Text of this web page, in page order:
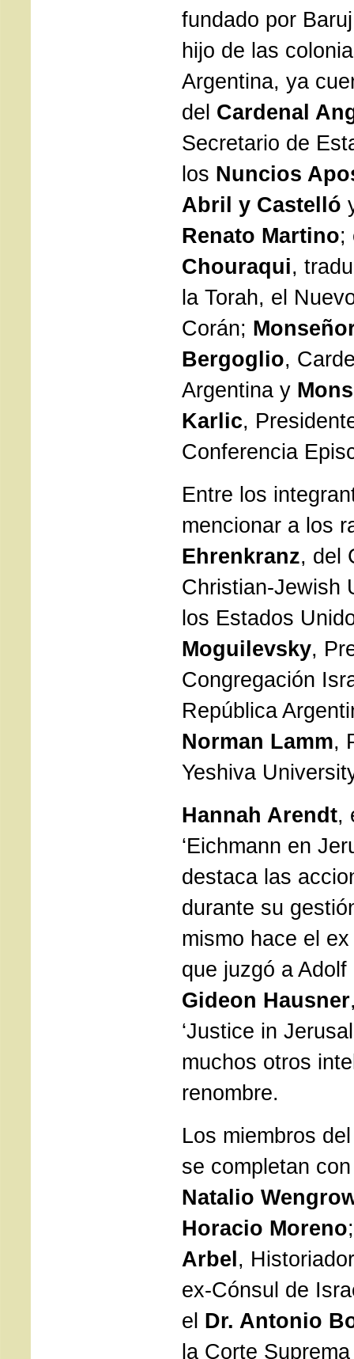
fundado por
hijo de las
Argentina, ya
del Cardenal
Secretario de
los Nuncios
Abril y Castelló
Renato Martino;
Chouraqui,
la Torah, el
Corán;
Bergoglio,
Argentina y
Karlic,
Conferencia
Entre los
mencionar a los
Ehrenkranz, del
Christian-Jewish
los Estados
Moguilevsky,
Congregación
República
Norman Lamm,
Yeshiva
Hannah Arendt,
‘Eichmann en
destaca las
durante su
mismo hace el
que juzgó a
Gideon Hausner
‘Justice in
muchos otros
renombre.
Los miembros
se completan
Natalio
Horacio Moreno
Arbel,
ex-Cónsul de
el Dr. Antonio
la Corte